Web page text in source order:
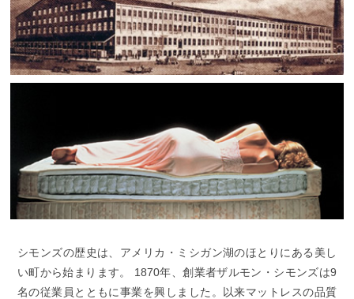
シモンズの歴史は、アメリカ・ミシガン湖のほとりにある美し
い町から始まります。 1870年、創業者ザルモン・シモンズは9
名の従業員とともに事業を興しました。以来マットレスの品質